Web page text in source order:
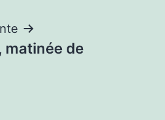
matinée de